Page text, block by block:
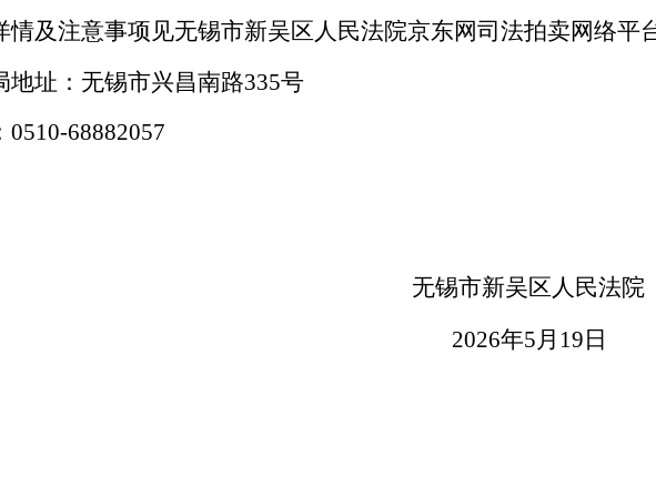
情及注意事项见无锡市新吴区人民法院京东网司法拍卖网络平
地址：无锡市兴昌南路335号
话：0510-68882057
无锡市新吴区人民法院
2026年5月 19日